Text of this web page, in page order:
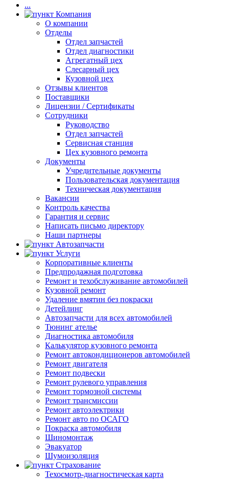
...
Компания
О компании
Отделы
Отдел запчастей
Отдел диагностики
Агрегатный цех
Слесарный цех
Кузовной цех
Отзывы клиентов
Поставщики
Лицензии / Сертификаты
Сотрудники
Руководство
Отдел запчастей
Сервисная станция
Цех кузовного ремонта
Документы
Учредительные документы
Пользовательская документация
Техническая документация
Вакансии
Контроль качества
Гарантия и сервис
Написать письмо директору
Наши партнеры
Автозапчасти
Услуги
Корпоративные клиенты
Предпродажная подготовка
Ремонт и техобслуживание автомобилей
Кузовной ремонт
Удаление вмятин без покраски
Детейлинг
Автозапчасти для всех автомобилей
Тюнинг ателье
Диагностика автомобиля
Калькулятор кузовного ремонта
Ремонт автокондиционеров автомобилей
Ремонт двигателя
Ремонт подвески
Ремонт рулевого управления
Ремонт тормозной системы
Ремонт трансмиссии
Ремонт автоэлектрики
Ремонт авто по ОСАГО
Покраска автомобиля
Шиномонтаж
Эвакуатор
Шумоизоляция
Страхование
Техосмотр-диагностическая карта